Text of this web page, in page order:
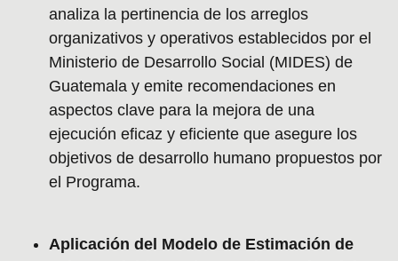
analiza la pertinencia de los arreglos
organizativos y operativos establecidos por el
Ministerio de Desarrollo Social (MIDES) de
Guatemala y emite recomendaciones en
aspectos clave para la mejora de una
ejecución eficaz y eficiente que asegure los
objetivos de desarrollo humano propuestos por
el Programa.
Aplicación del Modelo de Estimación de